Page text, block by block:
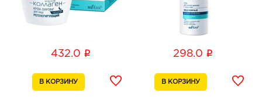
432.0 i 298.0 i